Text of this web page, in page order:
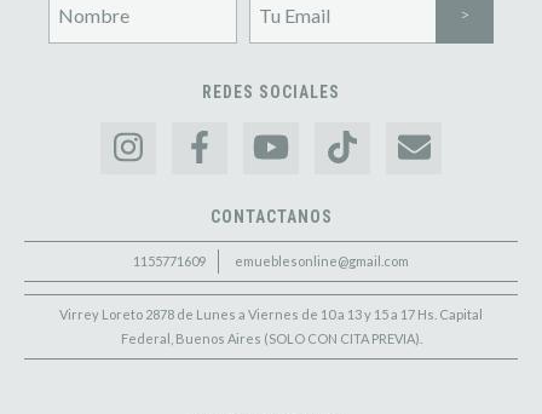
REDES SOCIALES
CONTACTANOS
1155771609 emueblesonline@gmail.com
Virrey Loreto 2878 de Lunes a Viernes de 10 a 13 y 15 a 17 Hs. Capital
Federal, Buenos Aires (SOLO CON CITA PREVIA).